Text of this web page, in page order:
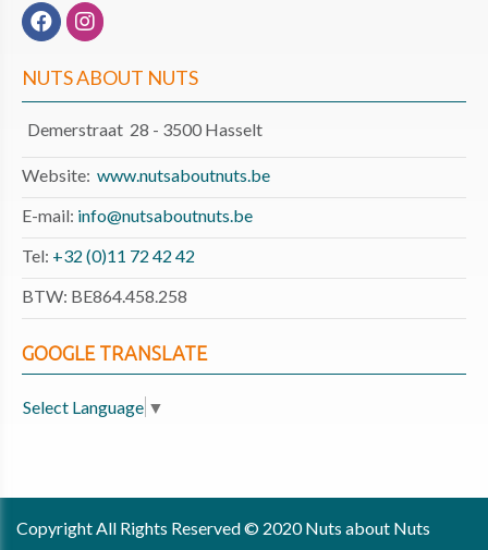
NUTS ABOUT NUTS
Demerstraat 28 - 3500 Hasselt
Website: www.nutsaboutnuts.be
E-mail: info@nutsaboutnuts.be
Tel: +32 (0)11 72 42 42
BTW: BE864.458.258
GOOGLE TRANSLATE
Select Language ▼
Copyright All Rights Reserved © 2020 Nuts about Nuts